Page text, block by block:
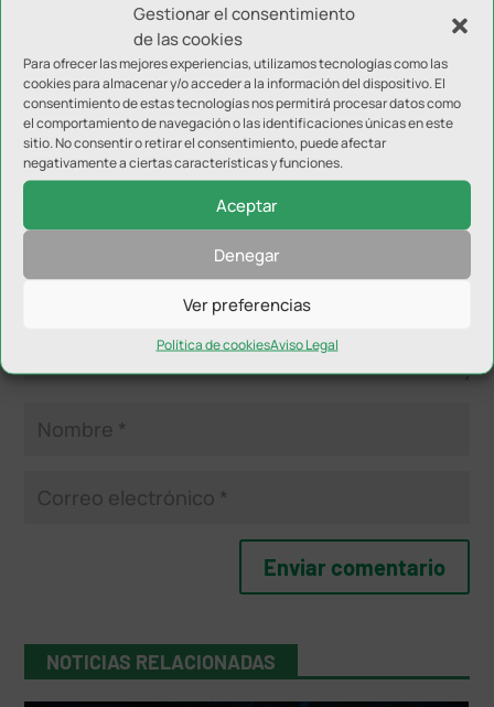
Gestionar el consentimiento
de las cookies
Para ofrecer las mejores experiencias, utilizamos tecnologías como las
cookies para almacenar y/o acceder a la información del dispositivo. El
consentimiento de estas tecnologías nos permitirá procesar datos como
el comportamiento de navegación o las identificaciones únicas en este
sitio. No consentir o retirar el consentimiento, puede afectar
negativamente a ciertas características y funciones.
Aceptar
Denegar
Ver preferencias
Política de cookiesAviso Legal
Enviar comentario
Tu dirección de correo electrónico no será publicada.
campos obligatorios están marcados con*
NOTICIAS RELACIONADAS